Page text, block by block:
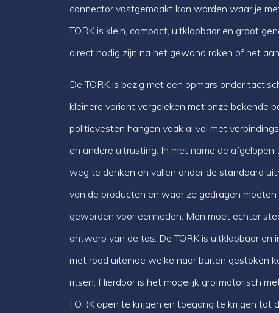
connector vastgemaakt kan worden waar je
TORK is klein, compact, uitklapbaar en groot
direct nodig zijn na het gewond raken of het
De TORK is bezig met een opmars onder
kleinere variant vergeleken met onze bekende
politievesten hangen vaak al vol met
en andere uitrusting. In met name de afgelopen
weg te denken en vallen onder de standaard
van de producten en waar ze gedragen
geworden voor eenheden. Men moet echter
ontwerp van de tas. De TORK is uitklapbaar en
met rood uiteinde welke naar buiten gestoken
ritsen. Hierdoor is het mogelijk grofmotorisch
TORK open te krijgen en toegang te krijgen tot